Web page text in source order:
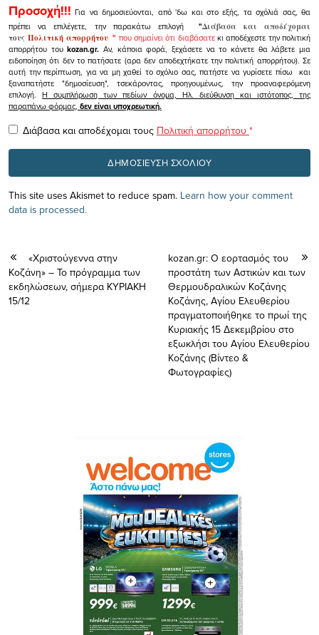
Προσοχή!!! Για να δημοσιεύονται, από 'δω και στο εξής, τα σχόλιά σας, θα
πρέπει να επιλέγετε, την παρακάτω επιλογή
"Διάβασα και αποδέχομαι
τουςΠολιτική απορρήτου" που σημαίνει ότι διαβάσατεκι αποδέχεστε την πολιτική
απορρήτου τουkozan.gr. Αν, κάποια φορά, ξεχάσετε να το κάνετε θα λάβετε μια
ειδοποίηση ότι δεν το πατήσατε (αρα δεν αποδεχτήκατε την πολιτική απορρήτου). Σε
αυτή την περίπτωση, για να μη χαθεί το σχόλιο σας, πατήστε να γυρίσετε πίσω και
ξαναπατήστε "δημοσίευση", τσεκάροντας, προηγουμένως, την προαναφερόμενη
επιλογή.Η συμπλήρωση των πεδίων όνομα, Ηλ. διεύθυνση και ιστότοπος, της
παραπάνω φόρμας, δεν είναι υποχρεωτική.
Διάβασα και αποδέχομαι τους Πολιτική απορρήτου *
This site uses Akismet to reduce spam. Learn how your comment
data is processed.
«Χριστούγεννα στην
Κοζάνη» – Το πρόγραμμα των
εκδηλώσεων, σήμερα ΚΥΡΙΑΚΗ
15/12
kozan.gr: O εορτασμός του
προστάτη των Αστικών και των
Θερμουδραλικών Κοζάνης
Κοζάνης, Αγίου Ελευθερίου
πραγματοποιήθηκε το πρωί της
Κυριακής 15 Δεκεμβρίου στο
εξωκλήσι του Αγίου Ελευθερίου
Κοζάνης (Βίντεο &
Φωτογραφίες)